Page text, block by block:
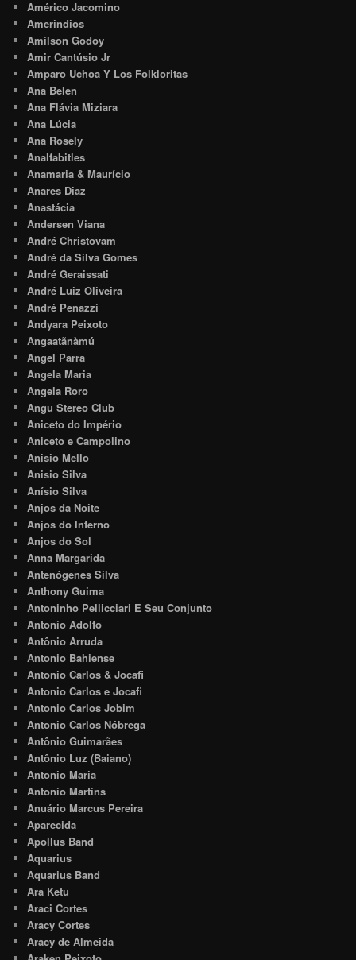
Américo Jacomino
Amerindios
Amilson Godoy
Amir Cantúsio Jr
Amparo Uchoa Y Los Folkloritas
Ana Belen
Ana Flávia Miziara
Ana Lúcia
Ana Rosely
Analfabitles
Anamaria & Maurício
Anares Diaz
Anastácia
Andersen Viana
André Christovam
André da Silva Gomes
André Geraissati
André Luiz Oliveira
André Penazzi
Andyara Peixoto
Angaatãnàmú
Angel Parra
Angela Maria
Angela Roro
Angu Stereo Club
Aniceto do Império
Aniceto e Campolino
Anisio Mello
Anisio Silva
Anísio Silva
Anjos da Noite
Anjos do Inferno
Anjos do Sol
Anna Margarida
Antenógenes Silva
Anthony Guima
Antoninho Pellicciari E Seu Conjunto
Antonio Adolfo
Antônio Arruda
Antonio Bahiense
Antonio Carlos & Jocafi
Antonio Carlos e Jocafi
Antonio Carlos Jobim
Antonio Carlos Nóbrega
Antônio Guimarães
Antônio Luz (Baiano)
Antonio Maria
Antonio Martins
Anuário Marcus Pereira
Aparecida
Apollus Band
Aquarius
Aquarius Band
Ara Ketu
Araci Cortes
Aracy Cortes
Aracy de Almeida